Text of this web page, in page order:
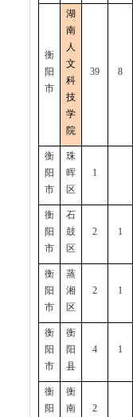
衡
阳
市
湖
南
人
文
科
技
学
院
39 8
衡
阳
市
珠
晖
区
1
衡
阳
市
石
鼓
区
2 1
衡
阳
市
蒸
湘
区
2 1
衡
阳
市
衡
阳
县
4 1
衡
阳
衡
南
2